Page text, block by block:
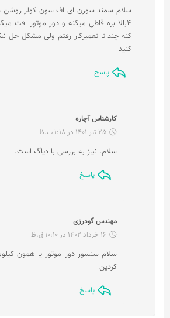
:
سلام سمند سورن ای اف سون کولر روشن
۴بالا بره قاطی میکنه و دور موتور افت
کنه چند تا تعمیرکار رفتم ولی مشکل حل
کنید
پاسخ
کارشناس آچاره
ف
25 تیر 1401 در 1:18 ب.ظ
سلام. نیاز به بررسی با دیاگ است.
پاسخ
مهندس گودرزی
ف
16 خرداد 1402 در 10:10 ق.ظ
سلام سنسور دور موتور یا همون
کردین
پاسخ